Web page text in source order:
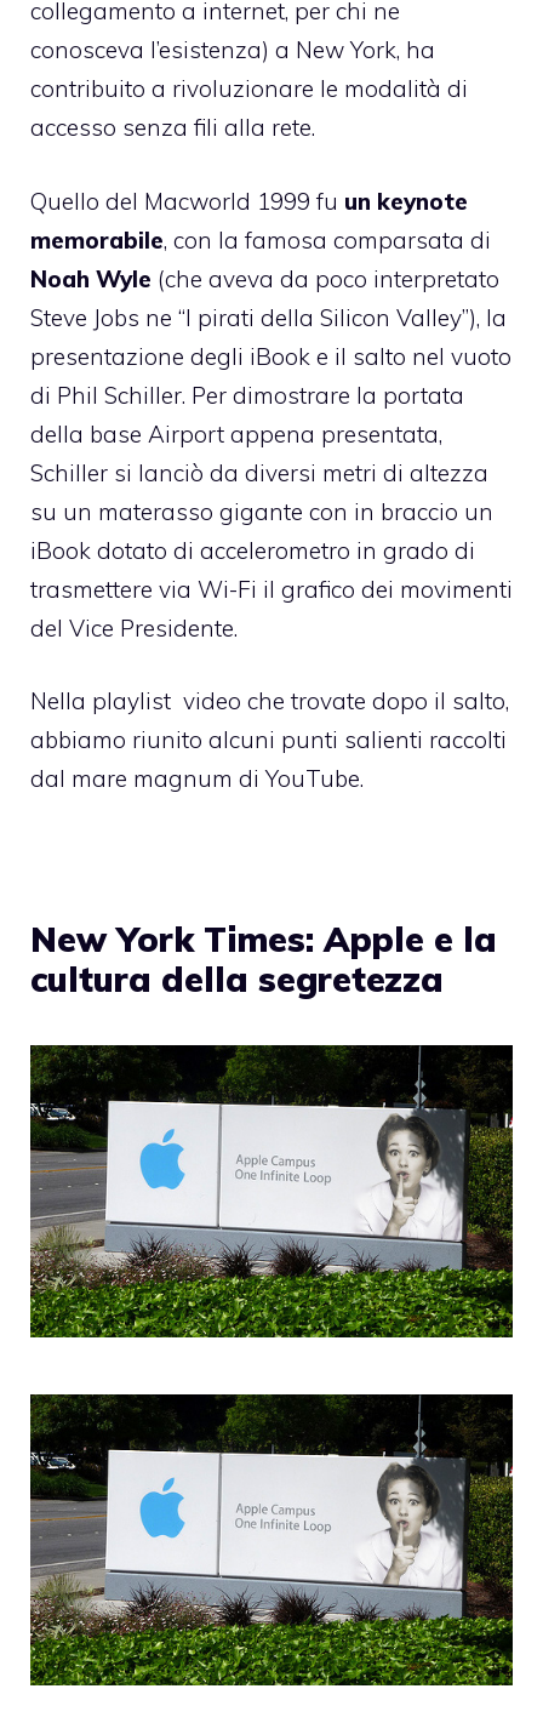
collegamento a internet, per chi ne
conosceva l’esistenza) a New York, ha
contribuito a rivoluzionare le modalità di
accesso senza fili alla rete.
Quello del Macworld 1999 fu un keynote
memorabile, con la famosa comparsata di
Noah Wyle (che aveva da poco interpretato
Steve Jobs ne “I pirati della Silicon Valley”), la
presentazione degli iBook e il salto nel vuoto
di Phil Schiller. Per dimostrare la portata
della base Airport appena presentata,
Schiller si lanciò da diversi metri di altezza
su un materasso gigante con in braccio un
iBook dotato di accelerometro in grado di
trasmettere via Wi-Fi il grafico dei movimenti
del Vice Presidente.
Nella playlist video che trovate dopo il salto,
abbiamo riunito alcuni punti salienti raccolti
dal mare magnum di YouTube.
New York Times: Apple e la
cultura della segretezza